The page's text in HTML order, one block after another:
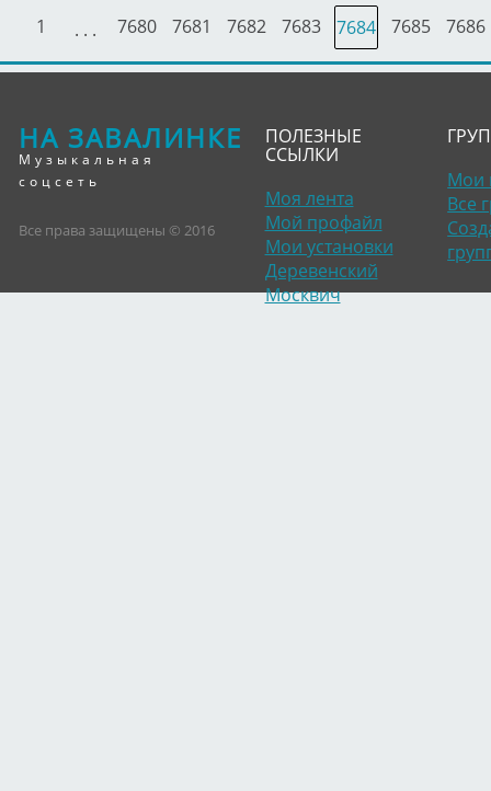
1 . . . 7680 7681 7682 7683 7684 7685 7686
НА ЗАВАЛИНКЕ
Музыкальная
соцсеть
Все права защищены © 2016
ПОЛЕЗНЫЕ
ССЫЛКИ
Моя лента
Мой профайл
Мои установки
Деревенский
Москвич
Мои
Все